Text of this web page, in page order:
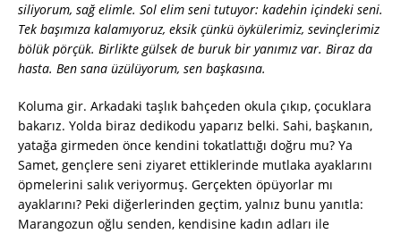
siliyorum, sağ elimle. Sol elim seni tutuyor: kadehin içindeki seni.
Tek başımıza kalamıyoruz, eksik çünkü öykülerimiz, sevinçlerimiz
bölük pörçük. Birlikte gülsek de buruk bir yanımız var. Biraz da
hasta. Ben sana üzülüyorum, sen başkasına.
Koluma gir. Arkadaki taşlık bahçeden okula çıkıp, çocuklara
bakarız. Yolda biraz dedikodu yaparız belki. Sahi, başkanın,
yatağa girmeden önce kendini tokatlattığı doğru mu? Ya
Samet, gençlere seni ziyaret ettiklerinde mutlaka ayaklarını
öpmelerini salık veriyormuş. Gerçekten öpüyorlar mı
ayaklarını? Peki diğerlerinden geçtim, yalnız bunu yanıtla:
Marangozun oğlu senden, kendisine kadın adları ile